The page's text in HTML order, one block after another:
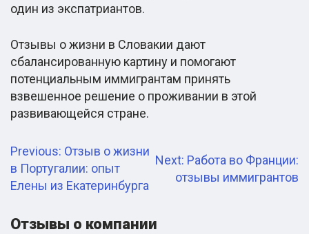
один из экспатриантов.
Отзывы о жизни в Словакии дают
сбалансированную картину и помогают
потенциальным иммигрантам принять
взвешенное решение о проживании в этой
развивающейся стране.
Навигация
по
записям
Previous: Отзыв о жизни
в Португалии: опыт
Елены из Екатеринбурга
Next: Работа во Франции:
отзывы иммигрантов
Отзывы о компании